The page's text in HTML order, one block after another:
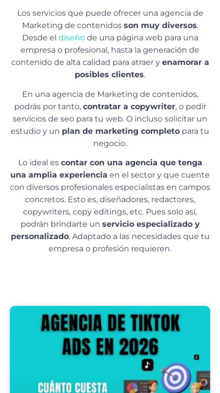
Los servicios que puede ofrecer una agencia de
Marketing de contenidos son muy diversos.
Desde el diseñode una página web para una
empresa o profesional, hasta la generación de
contenido de alta calidad para atraer y enamorar a
posibles clientes.
En una agencia de Marketing de contenidos,
podrás por tanto, contratar a copywriter, o pedir
servicios de seo para tu web. O incluso solicitar un
estudio y un plan de marketing completo para tu
negocio.
Lo ideal es contar con una agencia que tenga
una amplia experiencia en el sector y que cuente
con diversos profesionales especialistas en campos
concretos. Esto es, diseñadores, redactores,
copywriters, copy editings, etc. Pues solo así,
podrán brindarte un servicio especializado y
personalizado. Adaptado a las necesidades que tu
empresa o profesión requieren.